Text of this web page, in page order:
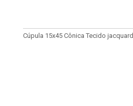
Cúpula 15x45 Cônica Tecido jacquard